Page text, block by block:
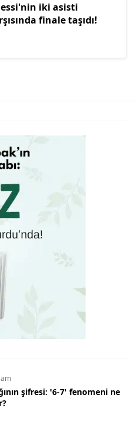
iki asisti
finale taşıdı!
şifresi: '6-7' fenomeni ne